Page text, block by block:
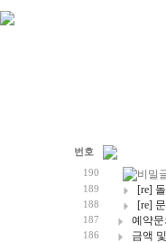
번호
190
189
[re]
188
[re]
187
예약문
186
금액